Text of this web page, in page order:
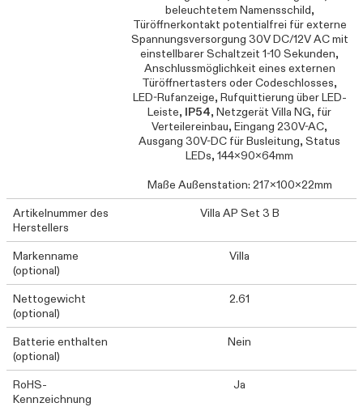
beleuchtetem Namensschild,
Türöffnerkontakt potentialfrei für externe
Spannungsversorgung 30V DC/12V AC mit
einstellbarer Schaltzeit 1-10 Sekunden,
Anschlussmöglichkeit eines externen
Türöffnertasters oder Codeschlosses,
LED-Rufanzeige, Rufquittierung über LED-
Leiste, IP54, Netzgerät Villa NG, für
Verteilereinbau, Eingang 230V-AC,
Ausgang 30V-DC für Busleitung, Status
LEDs, 144x90x64mm
Maße Außenstation: 217x100x22mm
Artikelnummer des
Herstellers
Villa AP Set 3 B
Markenname
(optional)
Villa
Nettogewicht
(optional)
2.61
Batterie enthalten
(optional)
Nein
RoHS-
Kennzeichnung
Ja